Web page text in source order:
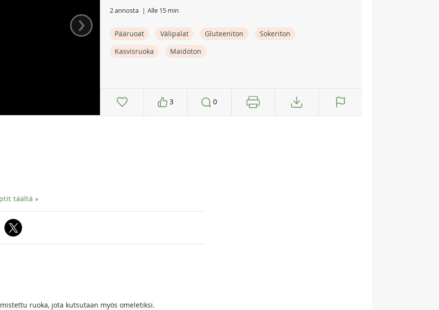
› 2 annosta Alle 15 min
Pääruoat Välipalat Gluteeniton
Sokeriton
Kasvisruoka
Maidoton
3 0
täältä »
ruoka, jota kutsutaan myös omeletiksi.